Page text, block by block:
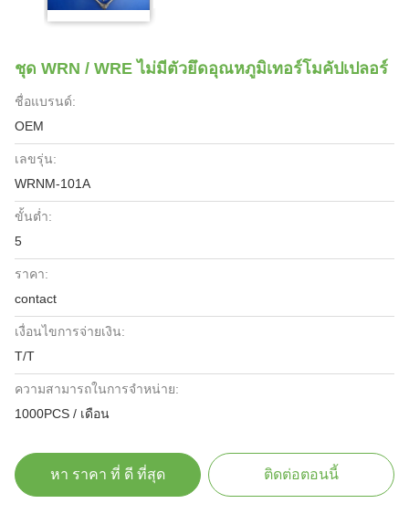
ชุด WRN / WRE ไม่มีตัวยึดอุณหภูมิเทอร์โมคัปเปลอร์
ชื่อแบรนด์:
OEM
เลขรุ่น:
WRNM-101A
ขั้นต่ำ:
5
ราคา:
contact
เงื่อนไขการจ่ายเงิน:
T/T
ความสามารถในการจําหน่าย:
1000PCS / เดือน
หา ราคา ที่ ดี ที่สุด ติดต่อตอนนี้